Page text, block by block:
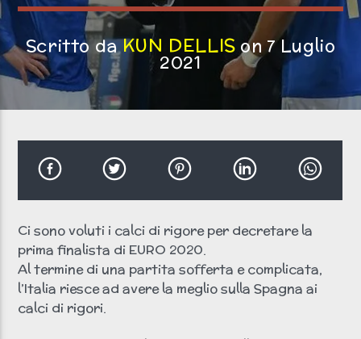
Brano in onda
lemmings in love [8Ws]
pornophonique
Clicca PLAY!Non si sente? Clicca qui!
Radio scream italia
Scritto daKUN DELLIS on 7 Luglio
2021
Ci sono voluti i calci di rigore per decretare la
prima finalista di EURO 2020.
Al termine di una partita sofferta e complicata,
l’Italia riesce ad avere la meglio sulla Spagna ai
calci di rigori.